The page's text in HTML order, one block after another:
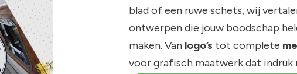
blad of een ruwe schets, wij
ontwerpen die jouw boodschap
maken. Van logo’s tot complete
voor grafisch maatwerk dat indruk